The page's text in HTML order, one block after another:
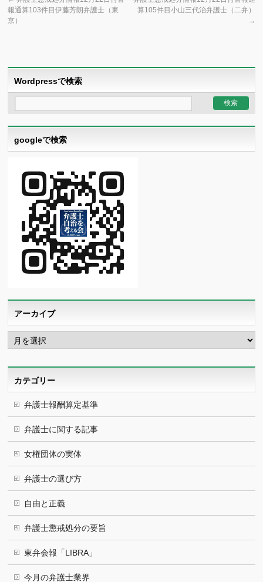
報通算103件目伊藤芳朗弁護士（東
京）
算105件目小山三代治弁護士（二弁）
→
Wordpressで検索
googleで検索
アーカイブ
ア
ー
カ
カテゴリー
弁護士報酬算定基準
弁護士に関する記事
女権団体の実体
弁護士の選び方
自由と正義
弁護士懲戒処分の要旨
東弁会報「LIBRA」
今月の弁護士業界